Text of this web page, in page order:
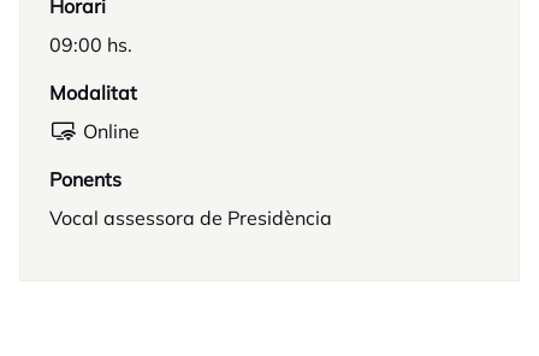
Horari
09:00 hs.
Modalitat
Online
Ponents
Vocal assessora de Presidència